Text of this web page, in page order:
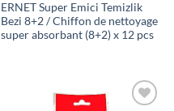
ERNET Super Emici Temizlik
Bezi 8+2 / Chiffon de nettoyage
super absorbant (8+2) x 12 pcs